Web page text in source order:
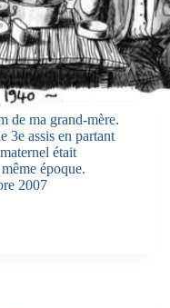
de ma grand-mère.
3e assis en partant
était
époque.
2007